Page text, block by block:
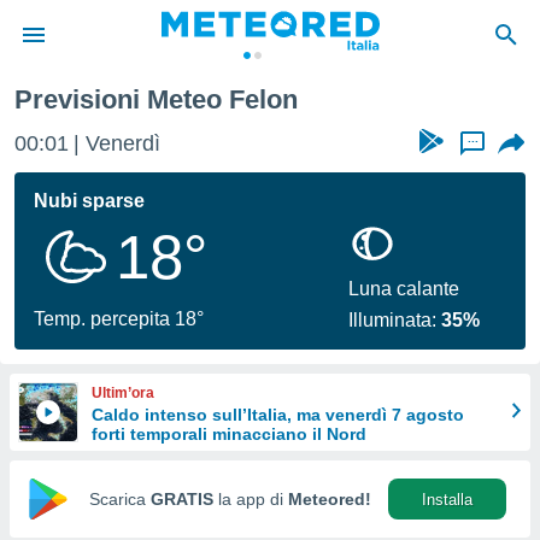
di
per
le
di
Web
Previsioni Meteo Felon
00:01 Venerdì ...
Nubi sparse
18°
Temp. percepita 18°
Luna calante
Illuminata:35%
Ultim’ora
Caldo intenso sull’Italia, ma venerdì 7 agosto
forti temporali minacciano il Nord
Scarica GRATIS la app di Meteored! Installa